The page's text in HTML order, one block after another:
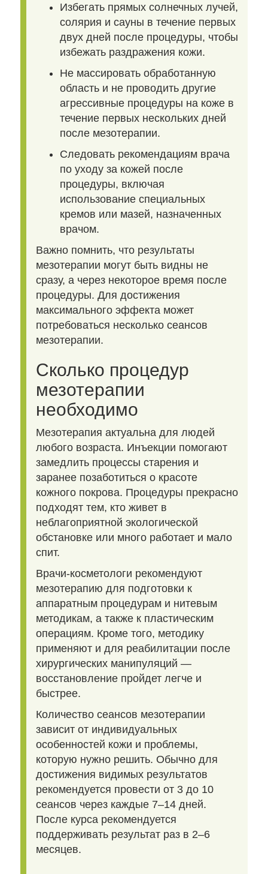
Избегать прямых солнечных лучей,
солярия и сауны в течение первых
двух дней после процедуры, чтобы
избежать раздражения кожи.
Не массировать обработанную
область и не проводить другие
агрессивные процедуры на коже в
течение первых нескольких дней
после мезотерапии.
Следовать рекомендациям врача
по уходу за кожей после
процедуры, включая
использование специальных
кремов или мазей, назначенных
врачом.
Важно помнить, что результаты
мезотерапии могут быть видны не
сразу, а через некоторое время после
процедуры. Для достижения
максимального эффекта может
потребоваться несколько сеансов
мезотерапии.
Сколько процедур
мезотерапии
необходимо
Мезотерапия актуальна для людей
любого возраста. Инъекции помогают
замедлить процессы старения и
заранее позаботиться о красоте
кожного покрова. Процедуры прекрасно
подходят тем, кто живет в
неблагоприятной экологической
обстановке или много работает и мало
спит.
Врачи-косметологи рекомендуют
мезотерапию для подготовки к
аппаратным процедурам и нитевым
методикам, а также к пластическим
операциям. Кроме того, методику
применяют и для реабилитации после
хирургических манипуляций —
восстановление пройдет легче и
быстрее.
Количество сеансов мезотерапии
зависит от индивидуальных
особенностей кожи и проблемы,
которую нужно решить. Обычно для
достижения видимых результатов
рекомендуется провести от 3 до 10
сеансов через каждые 7–14 дней.
После курса рекомендуется
поддерживать результат раз в 2–6
месяцев.